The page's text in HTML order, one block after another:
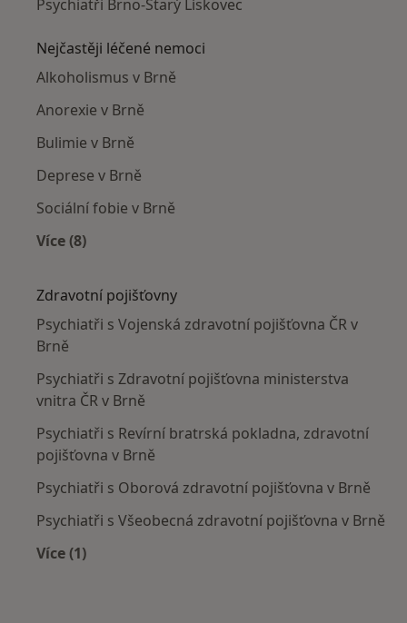
Psychiatři Brno-Starý Lískovec
Nejčastěji léčené nemoci
Alkoholismus v Brně
Anorexie v Brně
Bulimie v Brně
Deprese v Brně
Sociální fobie v Brně
Více (8)
Zdravotní pojišťovny
Psychiatři s Vojenská zdravotní pojišťovna ČR v
Brně
Psychiatři s Zdravotní pojišťovna ministerstva
vnitra ČR v Brně
Psychiatři s Revírní bratrská pokladna, zdravotní
pojišťovna v Brně
Psychiatři s Oborová zdravotní pojišťovna v Brně
Psychiatři s Všeobecná zdravotní pojišťovna v Brně
Více (1)